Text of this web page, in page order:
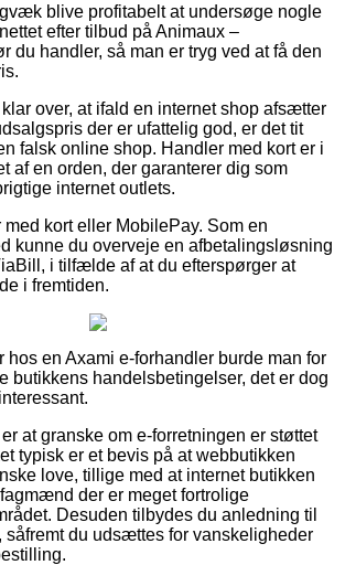
blive profitabelt at undersøge nogle
efter tilbud på Animaux –
du handler, så man er tryg ved at få den
over, at ifald en internet shop afsætter
der er ufattelig god, er det tit
falsk online shop. Handler med kort er i
af en orden, der garanterer dig som
internet outlets.
kort eller MobilePay. Som en
kunne du overveje en afbetalingsløsning
i tilfælde af at du efterspørger at
i fremtiden.
hos en Axami e-forhandler burde man for
butikkens handelsbetingelser, det er dog
at granske om e-forretningen er støttet
typisk er et bevis på at webbutikken
love, tillige med at internet butikken
der er meget fortrolige
Desuden tilbydes du anledning til
såfremt du udsættes for vanskeligheder